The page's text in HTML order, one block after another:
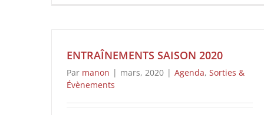
ENTRAÎNEMENTS SAISON 2020
Par manon | mars, 2020 | Agenda, Sorties &
Évènements